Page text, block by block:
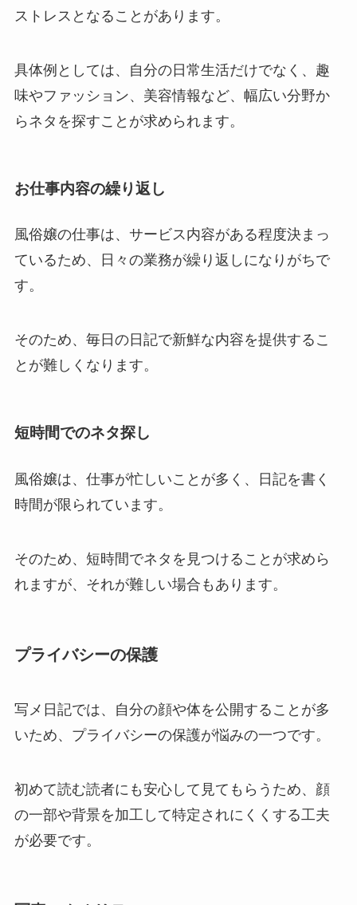
ストレスとなることがあります。
具体例としては、自分の日常生活だけでなく、趣
味やファッション、美容情報など、幅広い分野か
らネタを探すことが求められます。
お仕事内容の繰り返し
風俗嬢の仕事は、サービス内容がある程度決まっ
ているため、日々の業務が繰り返しになりがちで
す。
そのため、毎日の日記で新鮮な内容を提供するこ
とが難しくなります。
短時間でのネタ探し
風俗嬢は、仕事が忙しいことが多く、日記を書く
時間が限られています。
そのため、短時間でネタを見つけることが求めら
れますが、それが難しい場合もあります。
プライバシーの保護
写メ日記では、自分の顔や体を公開することが多
いため、プライバシーの保護が悩みの一つです。
初めて読む読者にも安心して見てもらうため、顔
の一部や背景を加工して特定されにくくする工夫
が必要です。